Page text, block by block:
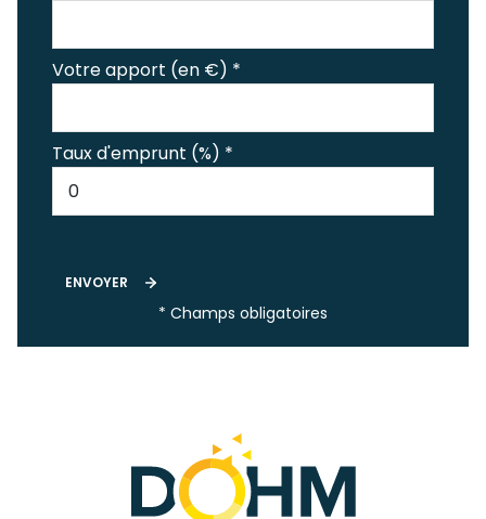
Votre apport (en €) *
Taux d'emprunt (%) *
ENVOYER
* Champs obligatoires